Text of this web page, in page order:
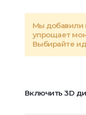
Мы добавили
упрощает
Выбирайте
Включить 3D